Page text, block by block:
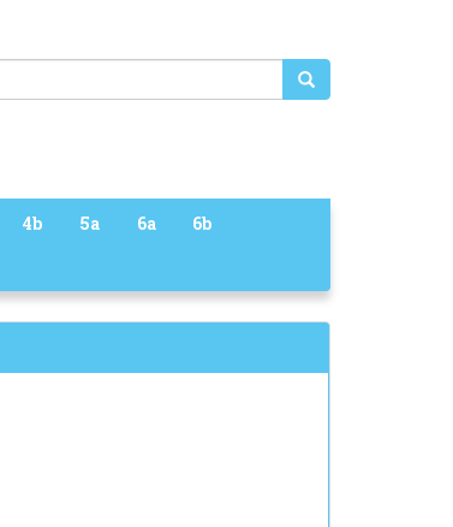
Zoeken
4b 5a 6a
6b